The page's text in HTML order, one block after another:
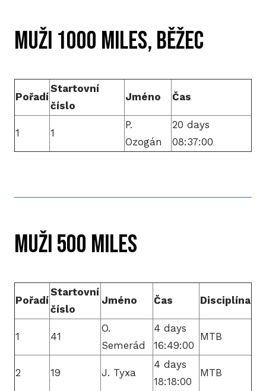
MUŽI 1000 miles, BĚŽEC
Pořadí
Startovní
číslo
Jméno Čas
1 1
P.
Ozogán
20 days
08:37:00
MUŽI 500 miles
Pořadí
Startovní
číslo
Jméno Čas Disciplína
1 41
O.
Semerád
4 days
16:49:00
MTB
2 19 J. Tyxa
4 days
18:18:00
MTB